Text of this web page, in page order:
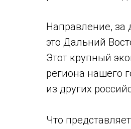
Направление, за
это Дальний
Этот крупный
региона нашего
из других
Что